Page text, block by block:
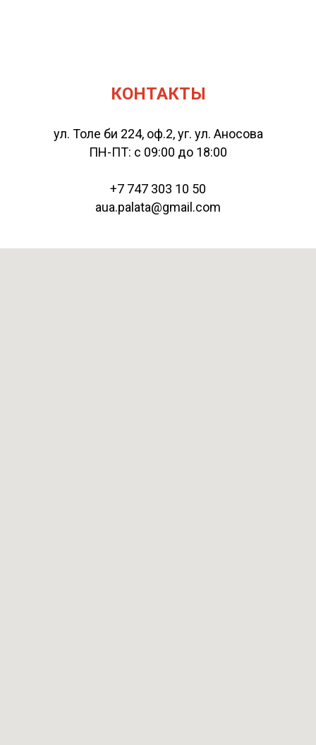
КОНТАКТЫ
ул. Толе би 224, оф.2, уг. ул. Аносова
ПН-ПТ: с 09:00 до 18:00
+7 747 303 10 50
aua.palata@gmail.com